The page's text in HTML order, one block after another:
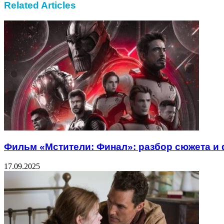
Related Articles
Фильм «Мстители: Финал»: разбор сюжета и
17.09.2025